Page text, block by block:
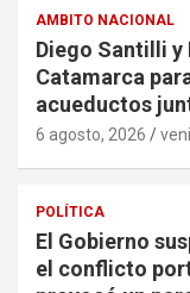
AMBITO NACIONAL
Diego Santilli y
Catamarca
acueductos
6 agosto, 2026
POLÍTICA
El Gobierno
el conflicto